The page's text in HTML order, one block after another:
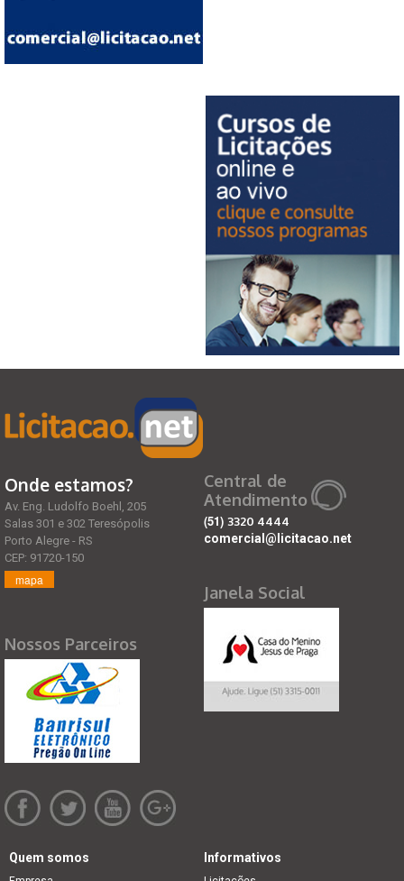
Onde estamos?
Av. Eng. Ludolfo Boehl, 205
Salas 301 e 302 Teresópolis
Porto Alegre - RS
CEP: 91720-150
mapa
Nossos Parceiros
Central de
Atendimento
(51) 3320 4444
comercial@licitacao.net
Janela Social
Quem somos Informativos